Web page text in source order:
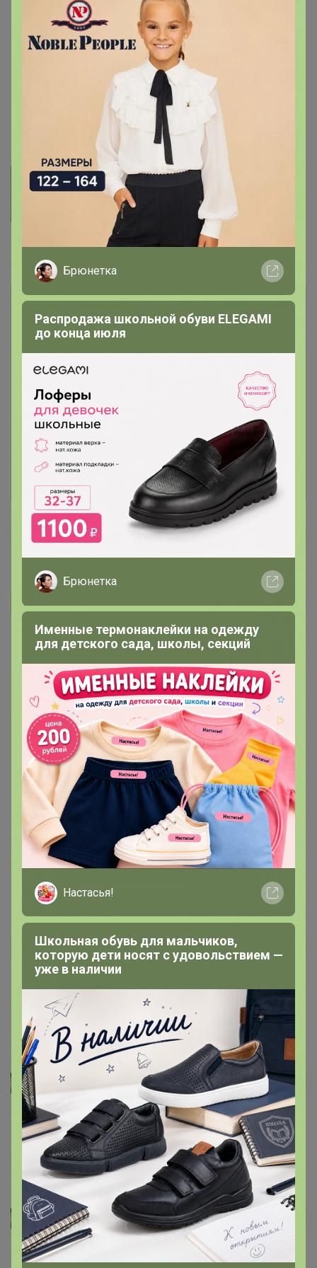
требованиям ЕврАзЭс (Приложение 5).
3 — не превышает верхний допустимый уровень
суточного потребления, согласно требованиям
ЕврАзЭс (Приложение 5).
4 — уровень суточного потребления не установлен.
Фотографии покупателей 1
Комментарии
Чтобы написать комментарий необходимо
авторизоваться на сайте!
Это займет меньше минуты
Войти Зарегистрироваться
Бонифаций Автор уже получил заказ!
SnowFlake1,  Здравсвуйте,  мультикомлекс на возврат
12 лет только для занимающихся спортом.
Мультикомлекс это корректировка витаминов из
питания и для повышенного расхода.
В целом для ребенка Омега3 - постоянно по 3шт вот
такой
И есть меньше капсулы, удобнее проглатывать детям
без ущерба по ПНЖК.
Глицин для
снижения нагрузки на психику,
улучшения сна и интеллектуальной продуктивности
Магний -  вообще для всего
ДМАЕ - улучшает умственную работоспособность,
концентрацию, память и скорость нервных
импульсов.
16 апреля, 2026 16:21
SnowFlake1 Автор уже получил заказ!
комплекс витаминов для подростка-девочки 12 лет.
16 апреля, 2026 14:06
никитаегор Автор уже получил заказ!
Как всегда все оперативно! Спасибо! Беру их
постоянно в межсезонье, выручают!
28 марта, 2026 12:25
никитаегор Автор уже получил заказ!
Рабочие. Спасибо за оперативность!!!
Брюнетка
Распродажа школьной обуви ELEGAMI
до конца июля
Брюнетка
Именные термонаклейки на одежду
для детского сада, школы, секций
Настасья!
Школьная обувь для мальчиков,
которую дети носят с удовольствием —
уже в наличии